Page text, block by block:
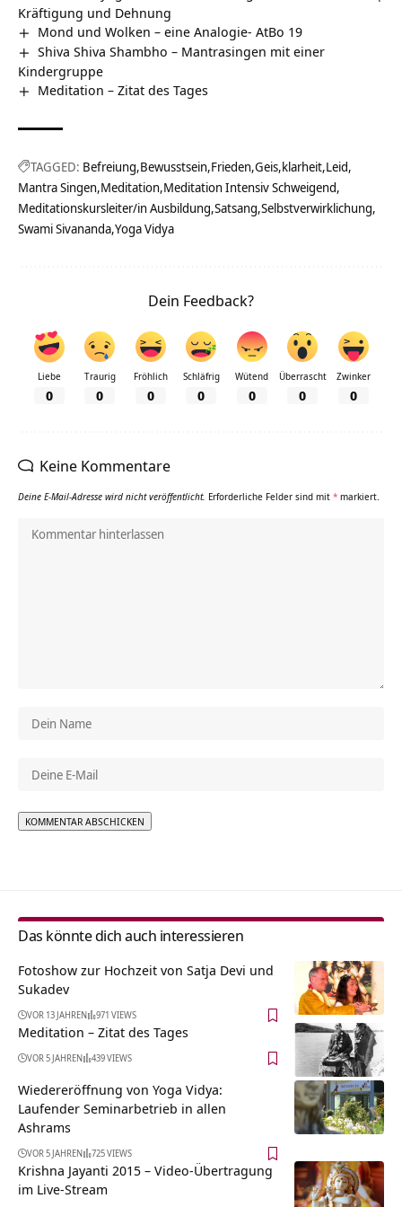
Kräftigung und Dehnung
Mond und Wolken – eine Analogie- AtBo 19
Shiva Shiva Shambho – Mantrasingen mit einer
Kindergruppe
Meditation – Zitat des Tages
TAGGED: Befreiung Bewusstsein Frieden Geis klarheit Leid
Mantra Singen Meditation Meditation Intensiv Schweigend
Meditationskursleiter/in Ausbildung Satsang Selbstverwirklichung
Swami Sivananda Yoga Vidya
Dein Feedback?
Liebe
0
Traurig
0
Fröhlich
0
Schläfrig
0
Wütend
0
Überrascht
0
Zwinker
0
Keine Kommentare
Deine E-Mail-Adresse wird nicht veröffentlicht. Erforderliche Felder sind mit * markiert.
Das könnte dich auch interessieren
Fotoshow zur Hochzeit von Satja Devi und
Sukadev
VOR 13 JAHREN 971 VIEWS
Meditation – Zitat des Tages
VOR 5 JAHREN 439 VIEWS
Wiedereröffnung von Yoga Vidya:
Laufender Seminarbetrieb in allen
Ashrams
VOR 5 JAHREN 725 VIEWS
Krishna Jayanti 2015 – Video-Übertragung
im Live-Stream